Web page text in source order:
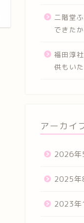
二階堂
できた
福田淳
供もい
アーカイ
2026年
2025年
2023年